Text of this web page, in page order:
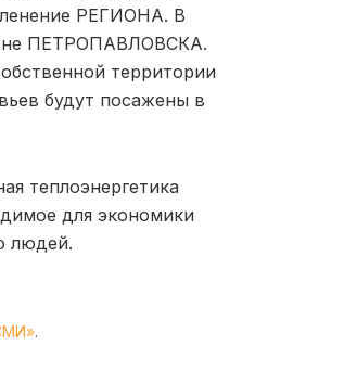
РЕГИОНА. В
ПЕТРОПАВЛОВСКА.
территории
будут посажены в
теплоэнергетика
для экономики
людей.
.